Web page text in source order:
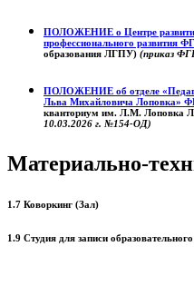
ПОЛОЖЕНИЕ о Центре
профессионального развития
образования ЛГПУ) (приказ
ПОЛОЖЕНИЕ об отделе
Льва Михайловича Лоповка»
кванториум им. Л.М. Лоповка
10.03.2026 г. №154-ОД)
Материально-
1.7 Коворкинг (Зал)
1.9 Студия для записи